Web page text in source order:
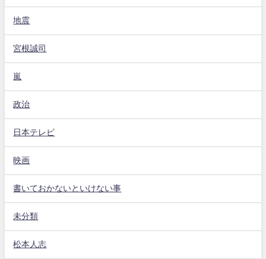
地震
宮根誠司
嵐
政治
日本テレビ
映画
書いておかないといけない事
未分類
松本人志